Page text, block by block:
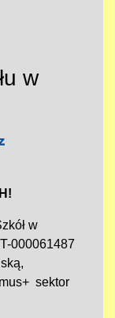
w
w
000061487
sektor